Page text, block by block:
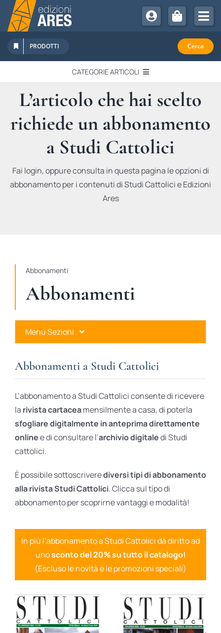
Salta
contenuto
Chi Siamo
Sostienici
Abbonamenti
Promozioni
Newsletter
PRODOTTI Cerca
CATEGORIE ARTICOLI
EDITORIALI
IN QUESTO NUMERO
RECENSIONI
L’articolo che hai scelto
richiede un abbonamento
a Studi Cattolici
Fai login, oppure consulta in questa pagina le opzioni di
abbonamento per i contenuti di Studi Cattolici e Edizioni
Ares
Abbonamenti
Abbonamenti
Menu Sezioni
Ares Gold
Ares Digital
Ares Gift Card
Abbonamenti a Studi Cattolici
L’abbonamento a Studi Cattolici consente di ricevere
la rivista cartaceamensilmente a casa, di poterla
sfogliare digitalmente in anteprima direttamente
onlinee di consultare l’archivio digitaledi Studi
cattolici.
È possibile sottoscriverediversi tipi di abbonamento
alla rivista Studi Cattolici. Clicca sul tipo di
abbonamento per scoprirne vantaggi e modalità!
In più l’abbonamento a Studi Cattolici dà diritto ad
unosconto del 20% su tutto il catalogo!
(Escluso le novità e le promozioni speciali)